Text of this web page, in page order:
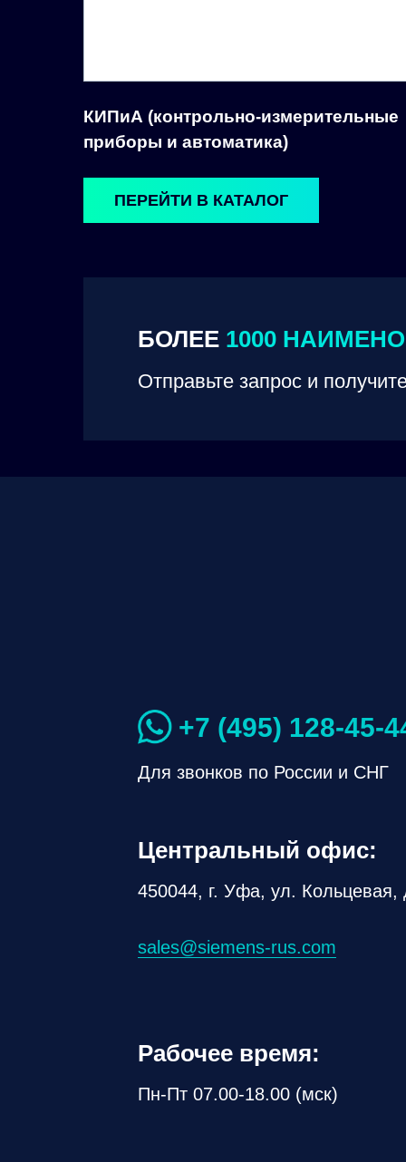
БОЛЕЕ 1000
Отправьте запрос и
КИПиА (контрольно-измерительные
приборы и автоматика)
ПЕРЕЙТИ В КАТАЛОГ
Для звонков по России и СНГ
+7 (495) 128-45-
450044, г. Уфа, ул. Кольцевая,
sales@siemens-rus.com
Центральный офис:
Пн-Пт 07.00-18.00 (мск)
Рабочее время: